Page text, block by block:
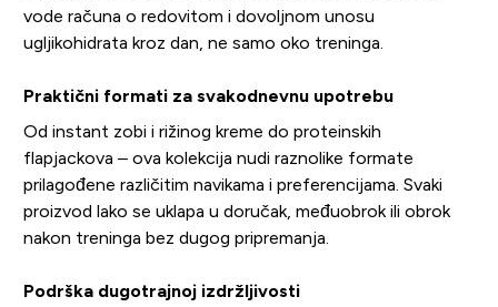
vode računa o redovitom i dovoljnom unosu
ugljikohidrata kroz dan, ne samo oko treninga.
Praktični formati za svakodnevnu upotrebu
Od instant zobi i rižinog kreme do proteinskih
flapjackova – ova kolekcija nudi raznolike formate
prilagođene različitim navikama i preferencijama. Svaki
proizvod lako se uklapa u doručak, međuobrok ili obrok
nakon treninga bez dugog pripremanja.
Podrška dugotrajnoj izdržljivosti